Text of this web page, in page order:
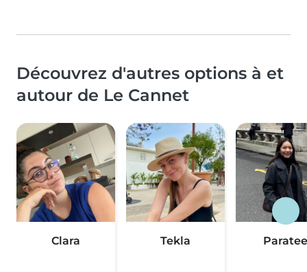
Découvrez d'autres options à et
autour de Le Cannet
Clara Tekla Paratee